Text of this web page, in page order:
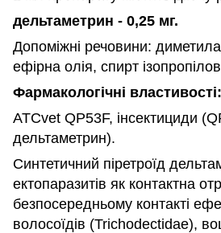
дельтаметрин - 0,25 мг.
Допоміжні речовини:
ефірна олія, спирт
Фармакологічні властивості:
ATCvet QP53F, інсектициди
дельтаметрин).
Синтетичний піретроїд
ектопаразитів як контактна
безпосередньому контакті
волосоїдів (Trichodectidae),